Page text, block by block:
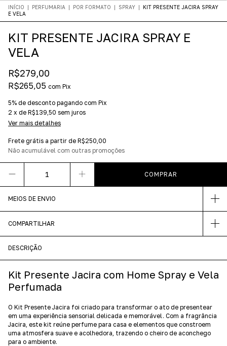
INÍCIO | PERFUMARIA | POR FORMATO | SPRAY |
KIT PRESENTE JACIRA SPRAY
E VELA
KIT PRESENTE JACIRA SPRAY E
VELA
R$279,00
R$265,05 com Pix
5% de desconto pagando com Pix
2 x de R$139,50 sem juros
Ver mais detalhes
Frete grátis a partir de R$250,00
Não acumulável com outras promoções
MEIOS DE ENVIO
COMPARTILHAR
DESCRIÇÃO
Kit Presente Jacira com Home Spray e Vela
Perfumada
O Kit Presente Jacira foi criado para transformar o ato de presentear
em uma experiência sensorial delicada e memorável. Com a fragrância
Jacira, este kit reúne perfume para casa e elementos que constroem
uma atmosfera suave e acolhedora, trazendo o cheiro de aconchego
para o ambiente.